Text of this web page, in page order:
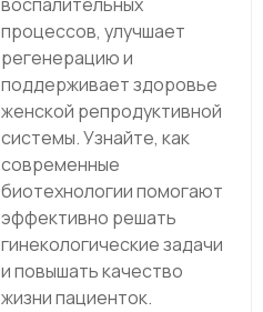
процессов, улучшает
регенерацию и
поддерживает здоровье
женской репродуктивной
системы. Узнайте, как
современные
биотехнологии помогают
эффективно решать
гинекологические задачи
и повышать качество
жизни пациенток.